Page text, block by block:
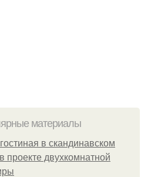
материалы
в скандинавском
проекте двухкомнатной